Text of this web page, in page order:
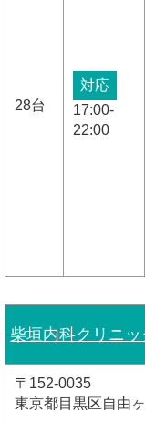
28台
対応
17:00-
22:00
柴垣内科クリニッ
〒152-0035
東京都目黒区自由